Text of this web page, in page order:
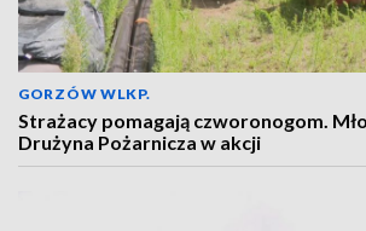
GORZÓW WLKP.
Strażacy pomagają czworonogom.
Drużyna Pożarnicza w akcji